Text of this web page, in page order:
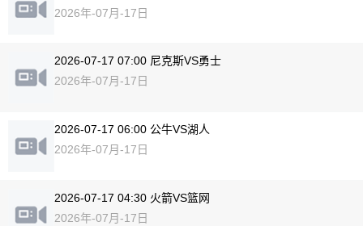
2026年-07月-17日
2026-07-17 07:00 尼克斯VS勇士
2026年-07月-17日
2026-07-17 06:00 公牛VS湖人
2026年-07月-17日
2026-07-17 04:30 火箭VS篮网
2026年-07月-17日